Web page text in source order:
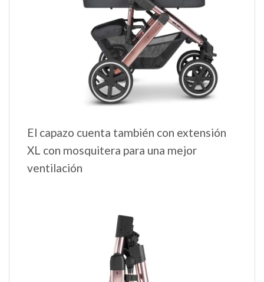
El capazo cuenta también con extensión
XL con mosquitera para una mejor
ventilación